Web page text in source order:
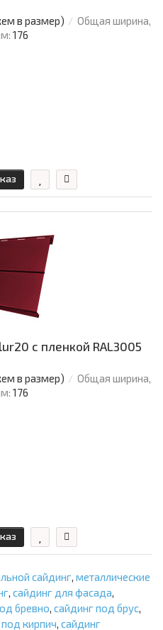
в размер)
Общая ширина,
176
с пленкой RAL3005
в размер)
Общая ширина,
176
сайдинг, металлические
, сайдинг для фасада,
бревно, сайдинг под брус,
кирпич, сайдинг